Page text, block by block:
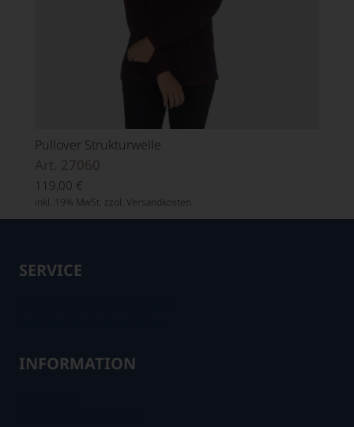
Pullover Strukturwelle
Art. 27060
119,00 €
inkl. 19% MwSt. zzgl. Versandkosten
SERVICE
INFORMATION